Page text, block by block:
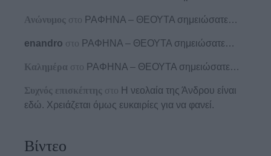
Ανώνυμος στο ΡΑΦΗΝΑ – ΘΕΟΥΤΑ σημειώσατε…
enandro στο ΡΑΦΗΝΑ – ΘΕΟΥΤΑ σημειώσατε…
Καλημέρα στο ΡΑΦΗΝΑ – ΘΕΟΥΤΑ σημειώσατε…
Συχνός επισκέπτης στο Η νεολαία της Άνδρου είναι
εδώ. Χρειάζεται όμως ευκαιρίες για να φανεί.
Βίντεο